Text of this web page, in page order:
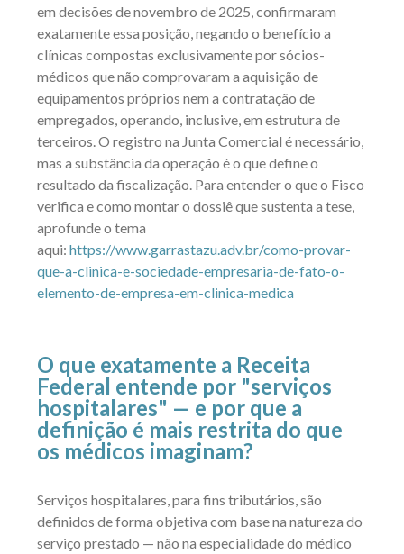
em decisões de novembro de 2025, confirmaram
exatamente essa posição, negando o benefício a
clínicas compostas exclusivamente por sócios-
médicos que não comprovaram a aquisição de
equipamentos próprios nem a contratação de
empregados, operando, inclusive, em estrutura de
terceiros. O registro na Junta Comercial é necessário,
mas a substância da operação é o que define o
resultado da fiscalização. Para entender o que o Fisco
verifica e como montar o dossiê que sustenta a tese,
aprofunde o tema
aqui: https://www.garrastazu.adv.br/como-provar-
que-a-clinica-e-sociedade-empresaria-de-fato-o-
elemento-de-empresa-em-clinica-medica
O que exatamente a Receita
Federal entende por "serviços
hospitalares" — e por que a
definição é mais restrita do que
os médicos imaginam?
Serviços hospitalares, para fins tributários, são
definidos de forma objetiva com base na natureza do
serviço prestado — não na especialidade do médico